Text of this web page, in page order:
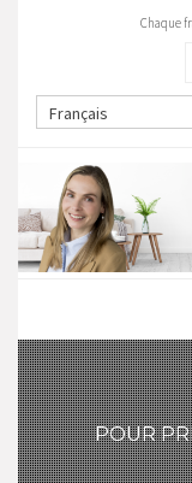
Chaque
Français
POUR